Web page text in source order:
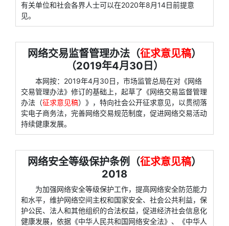
有关单位和社会各界人士可以在2020年8月14日前提意
见。
网络交易监督管理办法（征求意见稿）
（2019年4月30日）
本网按：2019年4月30日，市场监管总局在对《网络
交易管理办法》修订的基础上，起草了《网络交易监督管理
办法（征求意见稿）》，特向社会公开征求意见，以贯彻落
实电子商务法，完善网络交易规范制度，促进网络交易活动
持续健康发展。
网络安全等级保护条例（征求意见稿）
2018
为加强网络安全等级保护工作，提高网络安全防范能力
和水平，维护网络空间主权和国家安全、社会公共利益，保
护公民、法人和其他组织的合法权益，促进经济社会信息化
健康发展，依据《中华人民共和国网络安全法》、《中华人